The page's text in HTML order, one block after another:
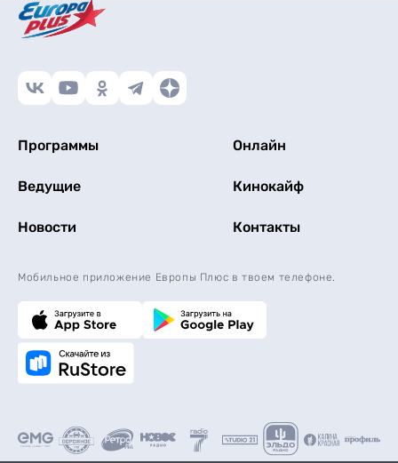
Программы Онлайн
Ведущие Кинокайф
Новости Контакты
Мобильное приложение Европы Плюс в твоем телефоне.